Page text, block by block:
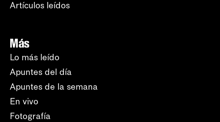
Artículos leídos
Más
Lo más leído
Apuntes del día
Apuntes de la semana
En vivo
Fotografía